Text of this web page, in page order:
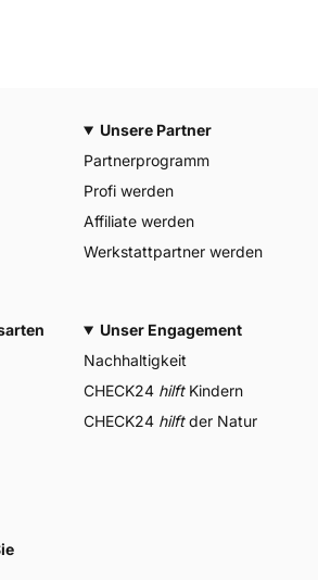
Unsere Partner
Partnerprogramm
Profi werden
Affiliate werden
Werkstattpartner werden
Unser Engagement
Nachhaltigkeit
CHECK24 hilftKindern
CHECK24 hilftder Natur